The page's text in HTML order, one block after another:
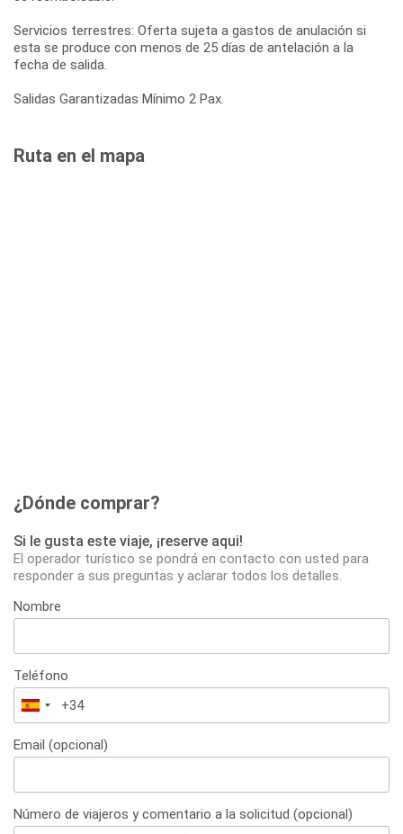
Servicios terrestres: Oferta sujeta a gastos de anulación si
esta se produce con menos de 25 días de antelación a la
fecha de salida.
Salidas Garantizadas Mínimo 2 Pax.
Ruta en el mapa
¿Dónde comprar?
Si le gusta este viaje, ¡reserve aqui!
El operador turístico se pondrá en contacto con usted para
responder a sus preguntas y aclarar todos los detalles.
Nombre
Teléfono
España
+34
Email (opcional)
Número de viajeros y comentario a la solicitud (opcional)